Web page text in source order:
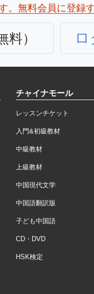
。無料会員に登録
料）
チャイナモール
レッスンチケット
入門&初級教材
中級教材
上級教材
中国現代文学
中国語翻訳版
子ども中国語
CD・DVD
HSK検定